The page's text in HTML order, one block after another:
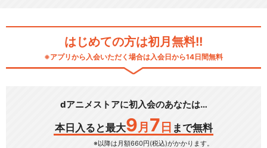
はじめての方は初月無料!!
※アプリから入会いただく場合は入会日から14日間無料
dアニメストアに初入会のあなたは…
本日入ると最大9 月 7 日 まで無料
※以降は月額660円(税込)がかかります。